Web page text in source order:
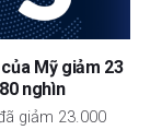
Mỹ giảm 23
nghìn
giảm 23.000